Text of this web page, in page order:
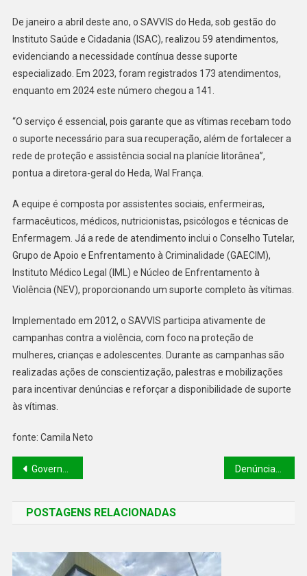
De janeiro a abril deste ano, o SAVVIS do Heda, sob gestão do
Instituto Saúde e Cidadania (ISAC), realizou 59 atendimentos,
evidenciando a necessidade contínua desse suporte
especializado. Em 2023, foram registrados 173 atendimentos,
enquanto em 2024 este número chegou a 141.
“O serviço é essencial, pois garante que as vítimas recebam todo
o suporte necessário para sua recuperação, além de fortalecer a
rede de proteção e assistência social na planície litorânea”,
pontua a diretora-geral do Heda, Wal França.
A equipe é composta por assistentes sociais, enfermeiras,
farmacêuticos, médicos, nutricionistas, psicólogos e técnicas de
Enfermagem. Já a rede de atendimento inclui o Conselho Tutelar,
Grupo de Apoio e Enfrentamento à Criminalidade (GAECIM),
Instituto Médico Legal (IML) e Núcleo de Enfrentamento à
Violência (NEV), proporcionando um suporte completo às vítimas.
Implementado em 2012, o SAVVIS participa ativamente de
campanhas contra a violência, com foco na proteção de
mulheres, crianças e adolescentes. Durante as campanhas são
realizadas ações de conscientização, palestras e mobilizações
para incentivar denúncias e reforçar a disponibilidade de suporte
às vítimas.
fonte: Camila Neto
Governo do Piauí investe mais de R$ 4 milhões em armamento e fardamento para reforçar segurança Denúncias ajudam a reduzir desmatamento ilegal no Piauí
POSTAGENS RELACIONADAS